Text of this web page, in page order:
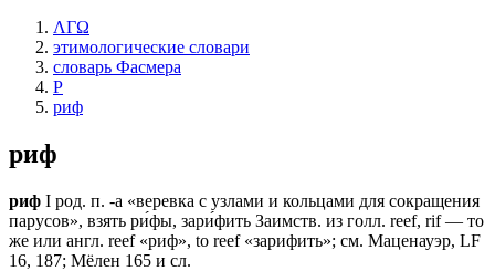
ΛΓΩ
этимологические словари
словарь Фасмера
Р
риф
риф
риф I род. п. -а «веревка с узлами и кольцами для сокращения
парусов», взять ри́фы, зари́фить Заимств. из голл. rееf, rif — то
же или англ. rееf «риф», tо rееf «зарифить»; см. Маценауэр, LF
16, 187; Мёлен 165 и сл.